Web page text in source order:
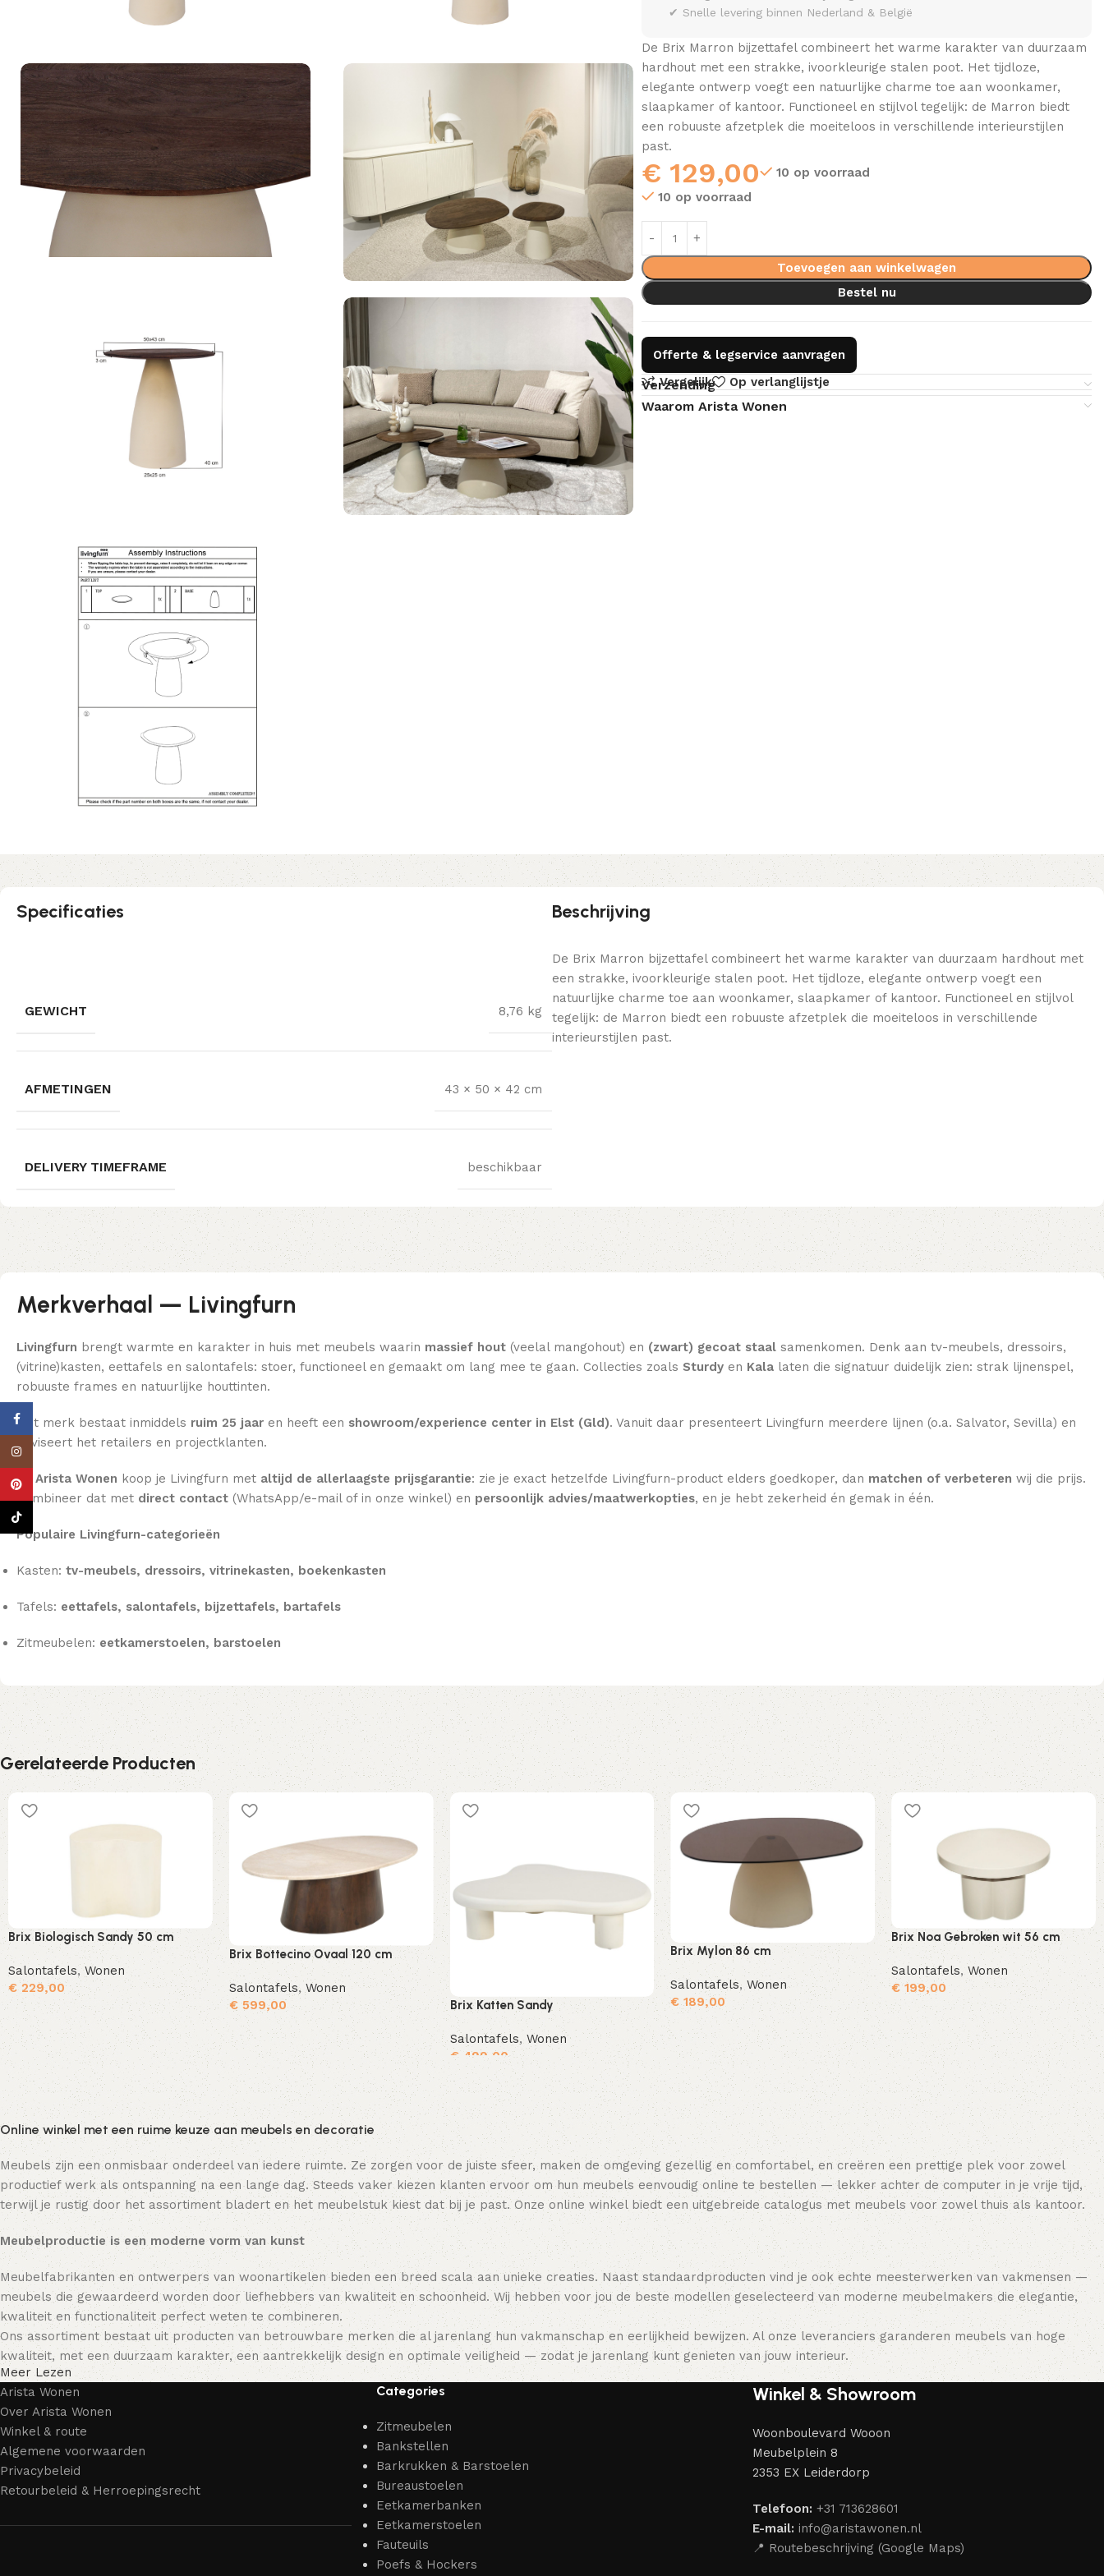
✔ Snelle levering binnen Nederland & België
De Brix Marron bijzettafel combineert het warme karakter van duurzaam
hardhout met een strakke, ivoorkleurige stalen poot. Het tijdloze,
elegante ontwerp voegt een natuurlijke charme toe aan woonkamer,
slaapkamer of kantoor. Functioneel en stijlvol tegelijk: de Marron biedt
een robuuste afzetplek die moeiteloos in verschillende interieurstijlen
past.
€ 129,00
10 op voorraad
10 op voorraad
Toevoegen aan winkelwagen
Bestel nu
Offerte & legservice aanvragen
Vergelijk
Op verlanglijstje
Verzending
Waarom Arista Wonen
Specificaties
GEWICHT 8,76 kg
AFMETINGEN 43 × 50 × 42 cm
DELIVERY TIMEFRAME beschikbaar
Beschrijving
De Brix Marron bijzettafel combineert het warme karakter van duurzaam hardhout met
een strakke, ivoorkleurige stalen poot. Het tijdloze, elegante ontwerp voegt een
natuurlijke charme toe aan woonkamer, slaapkamer of kantoor. Functioneel en stijlvol
tegelijk: de Marron biedt een robuuste afzetplek die moeiteloos in verschillende
interieurstijlen past.
Merkverhaal — Livingfurn
Livingfurn brengt warmte en karakter in huis met meubels waarin massief hout (veelal mangohout) en (zwart) gecoat staal samenkomen. Denk aan tv-meubels, dressoirs,
(vitrine)kasten, eettafels en salontafels: stoer, functioneel en gemaakt om lang mee te gaan. Collecties zoals Sturdy en Kala laten die signatuur duidelijk zien: strak lijnenspel,
robuuste frames en natuurlijke houttinten.
Het merk bestaat inmiddels ruim 25 jaar en heeft een showroom/experience center in Elst (Gld). Vanuit daar presenteert Livingfurn meerdere lijnen (o.a. Salvator, Sevilla) en
adviseert het retailers en projectklanten.
Bij Arista Wonen koop je Livingfurn met altijd de allerlaagste prijsgarantie: zie je exact hetzelfde Livingfurn-product elders goedkoper, dan matchen of verbeteren wij die prijs.
Combineer dat met direct contact (WhatsApp/e-mail of in onze winkel) en persoonlijk advies/maatwerkopties, en je hebt zekerheid én gemak in één.
Populaire Livingfurn-categorieën
Kasten: tv-meubels, dressoirs, vitrinekasten, boekenkasten
Tafels: eettafels, salontafels, bijzettafels, bartafels
Zitmeubelen: eetkamerstoelen, barstoelen
Gerelateerde Producten
Brix Biologisch Sandy 50 cm
Salontafels, Wonen
€229,00
Toevoegen aan winkelwagen
Brix Bottecino Ovaal 120 cm
Salontafels, Wonen
€599,00
Toevoegen aan winkelwagen
Brix Katten Sandy
Salontafels, Wonen
€ 499,00
Toevoegen aan winkelwagen
Brix Mylon 86 cm
Salontafels,Wonen
€189,00
Toevoegen aan winkelwagen
Brix Noa Gebroken wit 56 cm
Salontafels,Wonen
€199,00
Toevoegen aan winkelwagen
Online winkel met een ruime keuze aan meubels en decoratie
Meubels zijn een onmisbaar onderdeel van iedere ruimte. Ze zorgen voor de juiste sfeer, maken de omgeving gezellig en comfortabel, en creëren een prettige plek voor zowel
productief werk als ontspanning na een lange dag. Steeds vaker kiezen klanten ervoor om hun meubels eenvoudig online te bestellen — lekker achter de computer in je vrije tijd,
terwijl je rustig door het assortiment bladert en het meubelstuk kiest dat bij je past. Onze online winkel biedt een uitgebreide catalogus met meubels voor zowel thuis als kantoor.
Meubelproductie is een moderne vorm van kunst
Meubelfabrikanten en ontwerpers van woonartikelen bieden een breed scala aan unieke creaties. Naast standaardproducten vind je ook echte meesterwerken van vakmensen —
meubels die gewaardeerd worden door liefhebbers van kwaliteit en schoonheid. Wij hebben voor jou de beste modellen geselecteerd van moderne meubelmakers die elegantie,
kwaliteit en functionaliteit perfect weten te combineren.
Ons assortiment bestaat uit producten van betrouwbare merken die al jarenlang hun vakmanschap en eerlijkheid bewijzen. Al onze leveranciers garanderen meubels van hoge
kwaliteit, met een duurzaam karakter, een aantrekkelijk design en optimale veiligheid — zodat je jarenlang kunt genieten van jouw interieur.
Meer Lezen
Arista Wonen
Over Arista Wonen
Winkel & route
Algemene voorwaarden
Privacybeleid
Retourbeleid & Herroepingsrecht
Categories
Zitmeubelen
Bankstellen
Barkrukken & Barstoelen
Bureaustoelen
Eetkamerbanken
Eetkamerstoelen
Fauteuils
Poefs & Hockers
Winkel & Showroom
Woonboulevard Wooon
Meubelplein 8
2353 EX Leiderdorp
Telefoon: +31 713628601
E-mail: info@aristawonen.nl
📍 Routebeschrijving (Google Maps)
Facebook
Pinterest